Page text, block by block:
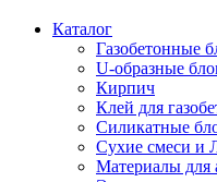
Каталог
Газобетонные
U-образные
Кирпич
Клей для
Силикатные
Сухие смеси
Материалы для